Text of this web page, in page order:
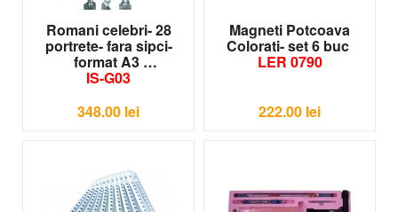
Romani celebri- 28
portrete- fara sipci-
format A3
IS-G03
348.00 lei
Magneti Potcoava
Colorati- set 6 buc
LER 0790
222.00 lei